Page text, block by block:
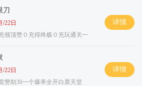
刀
/22日
领顶赞０充得终极０充玩通关一
详情
/22日
赞助30一个爆率全开白票天堂
详情